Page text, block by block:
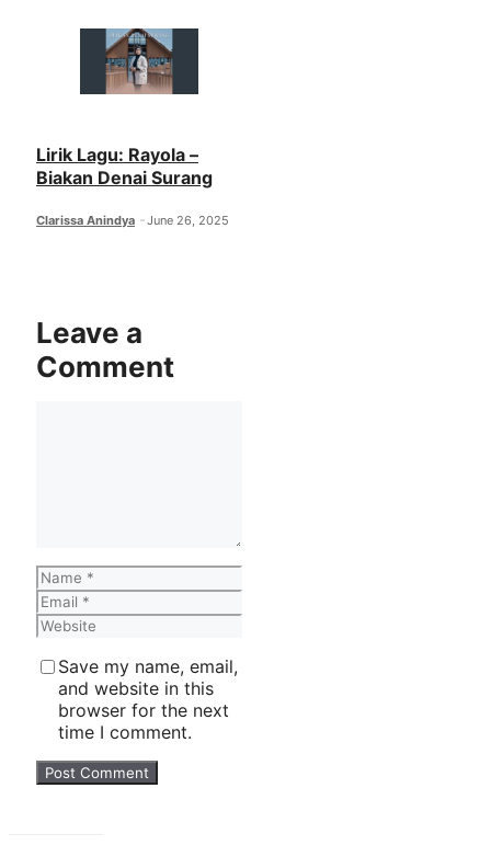
Lirik Lagu: Rayola –
Biakan Denai Surang
Clarissa Anindya June 26, 2025
Leave a
Comment
Name
Email
Website
Save my name, email,
and website in this
browser for the next
time I comment.